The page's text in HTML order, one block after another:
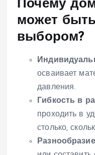
Почему
может
выбором?
осваивает
давления.
Гибкость в
проходить в
столько,